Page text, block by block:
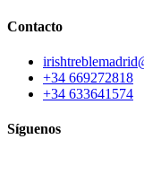
Contacto
+34 669272818
+34 633641574
Síguenos